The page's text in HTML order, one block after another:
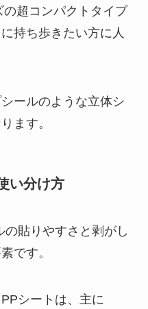
超コンパクトタイプ
持ち歩きたい方に人
ールのような立体シ
ます。
い分け方
貼りやすさと剥がし
です。
シートは、主に